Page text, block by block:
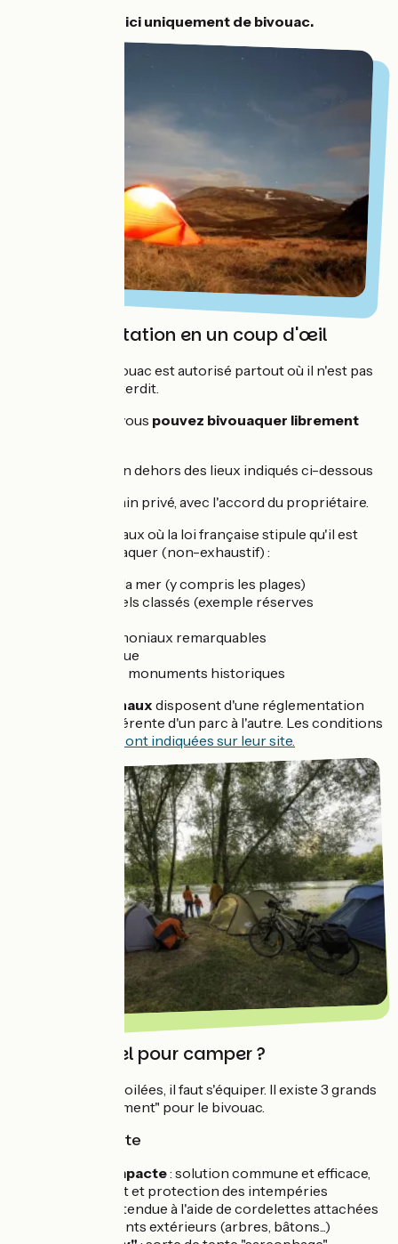
Nous parlerons ici uniquement de bivouac.
La réglementation en un coup d'œil
En France, le bivouac est autorisé partout où il n'est pas
explicitement interdit.
Concrètement, vous pouvez bivouaquer librement
vous êtes en dehors des lieux indiqués ci-dessous
sur un terrain privé, avec l'accord du propriétaire.
Les lieux principaux où la loi française stipule qu'il est
interdit de bivouaquer (non-exhaustif) :
Rivages de la mer (y compris les plages)
Sites naturels classés (exemple réserves
Sites patrimoniaux remarquables
Voie publique
Abords des monuments historiques
parcs nationaux disposent d'une réglementation
spécifique et différente d'un parc à l'autre. Les conditions
sont indiquées sur leur site.
Quel matériel pour camper ?
Pour vos nuits étoilées, il faut s'équiper. Il existe 3 grands
types de "campement" pour le bivouac.
Choix de la tente
Tente compacte: solution commune et efficace,
allie confort et protection des intempéries
: toile tendue à l'aide de cordelettes attachées
à des éléments extérieurs (arbres, bâtons...)